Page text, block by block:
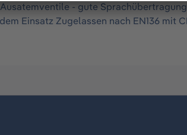
- gute
Einsatz Zugelassen nach EN136 mit